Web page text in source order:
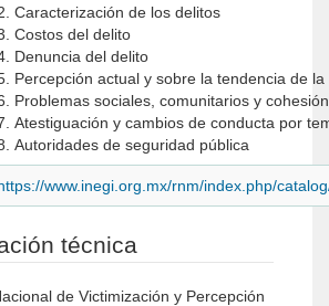
Caracterización de los delitos
Costos del delito
Denuncia del delito
Percepción actual y sobre la tendencia de
Problemas sociales, comunitarios y
Atestiguación y cambios de conducta por
Autoridades de seguridad pública
www.inegi.org.mx/rnm/index.php/
técnica